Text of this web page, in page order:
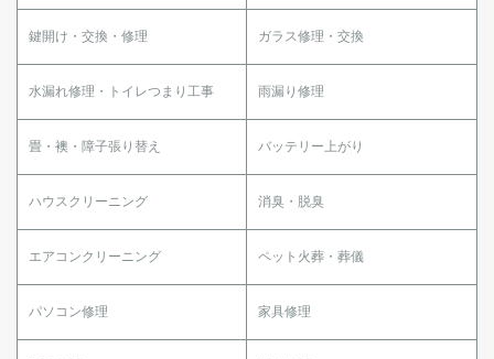
鍵開け・交換・修理 ガラス修理・交換
水漏れ修理・トイレつまり工事 雨漏り修理
畳・襖・障子張り替え バッテリー上がり
ハウスクリーニング 消臭・脱臭
エアコンクリーニング ペット火葬・葬儀
パソコン修理 家具修理